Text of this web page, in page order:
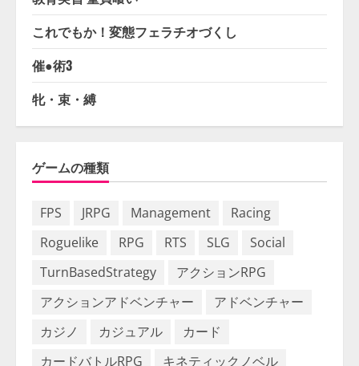
これでもか！変態フェラチオづくし
催●術3
牝・束・縛
ゲームの種類
FPS JRPG Management
Racing
Roguelike
RPG RTS SLG
Social
TurnBasedStrategy
アクションRPG
アクションアドベンチャー
アドベンチャー
カジノ
カジュアル
カード
カードバトルRPG
キネティックノベル